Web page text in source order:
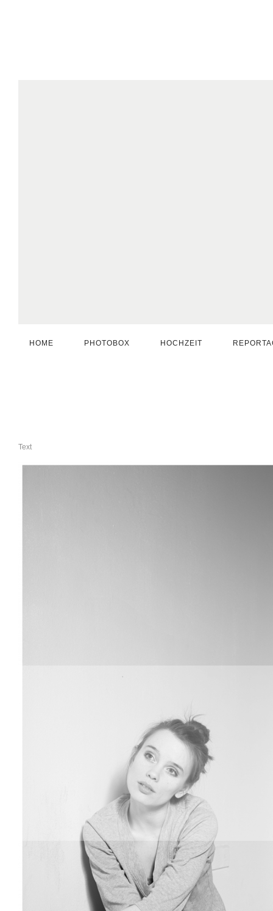
HOME PHOTOBOX HOCHZEIT
Text